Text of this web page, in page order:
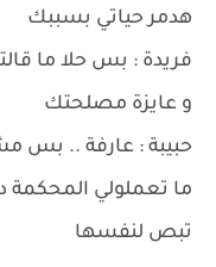
هدمر حياتي بسببك
فريدة : بس حلا ما
و عايزة مصلحتك
حبيبة : عارفة .. بس
ما تعملولي المحكمة
تبص لنفسها